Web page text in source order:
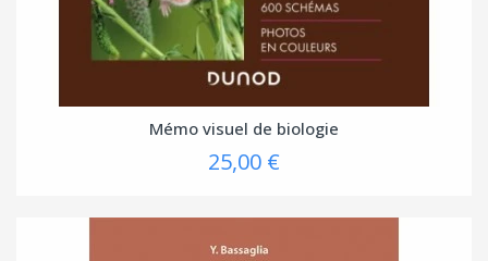
Mémo visuel de biologie
25,00 €